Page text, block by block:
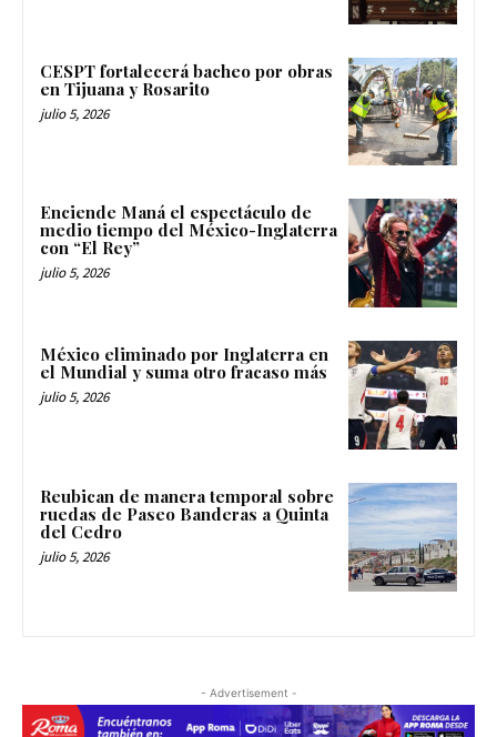
CESPT fortalecerá bacheo por obras
en Tijuana y Rosarito
julio 5, 2026
Enciende Maná el espectáculo de
medio tiempo del México-Inglaterra
con “El Rey”
julio 5, 2026
México eliminado por Inglaterra en
el Mundial y suma otro fracaso más
julio 5, 2026
Reubican de manera temporal sobre
ruedas de Paseo Banderas a Quinta
del Cedro
julio 5, 2026
- Advertisement -